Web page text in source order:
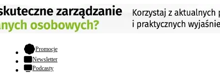
Promocje- otwiera się w nowej karcie
Newsletter
Podcasty